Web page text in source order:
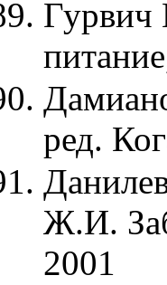
Гурвич
ред.
Ж.И.
2001